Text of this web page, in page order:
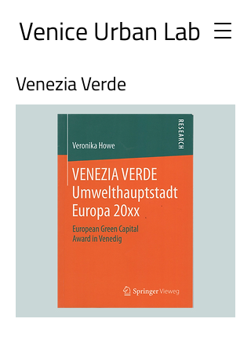
Venice Urban Lab
Venezia Verde